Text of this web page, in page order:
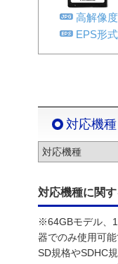
高解像
EPS形
対応機種
対応機種
対応機種に関
※64GBモデル、
器でのみ使用可能
SD規格やSDHC